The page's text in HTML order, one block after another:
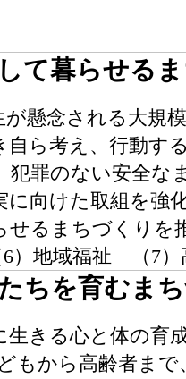
て暮らせる
懸念される大規
ら考え、行動
犯罪のない安全
に向けた取組を
せるまちづくり
6）地域福祉 （7
ちを育むま
きる心と体の育
もから高齢者ま